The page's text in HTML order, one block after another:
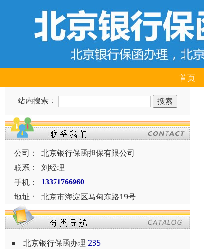
首页
站内搜索：
公司：
北京银行保函担保有限公司
联系：
刘经理
手机：
13371766960
地址： 北京市海淀区马甸东路19号
北京银行保函办理 235